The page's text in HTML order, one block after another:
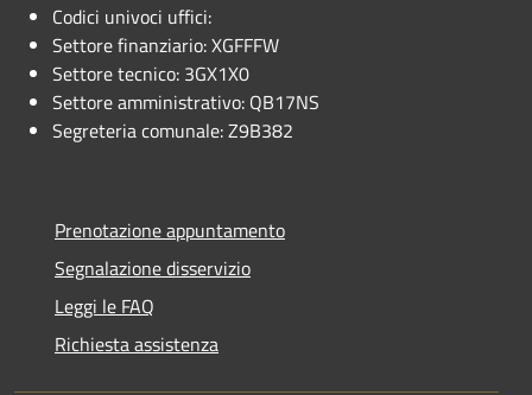
Codici univoci uffici:
Settore finanziario: XGFFFW
Settore tecnico: 3GX1X0
Settore amministrativo: QB17NS
Segreteria comunale: Z9B382
Prenotazione appuntamento
Segnalazione disservizio
Leggi le FAQ
Richiesta assistenza